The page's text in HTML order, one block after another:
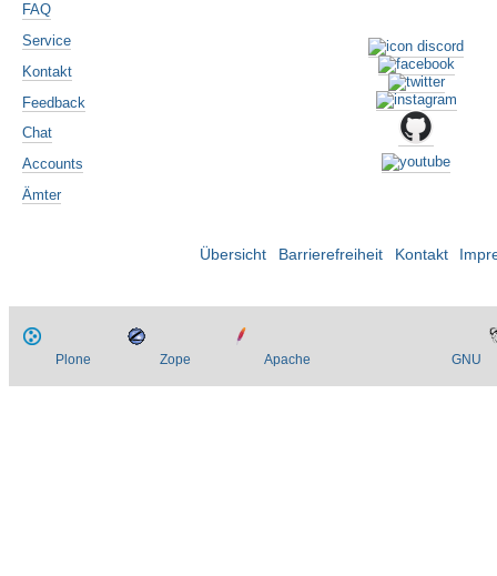
FAQ
Service
Kontakt
Feedback
Chat
Accounts
Ämter
Übersicht Barrierefreiheit Kontakt
Plone Zope Apache GNU